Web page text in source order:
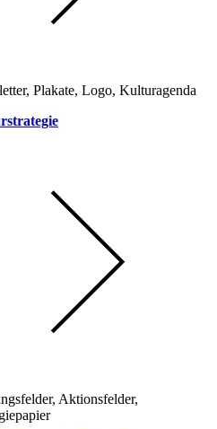
Plakate, Logo, Kulturagenda
Aktionsfelder,